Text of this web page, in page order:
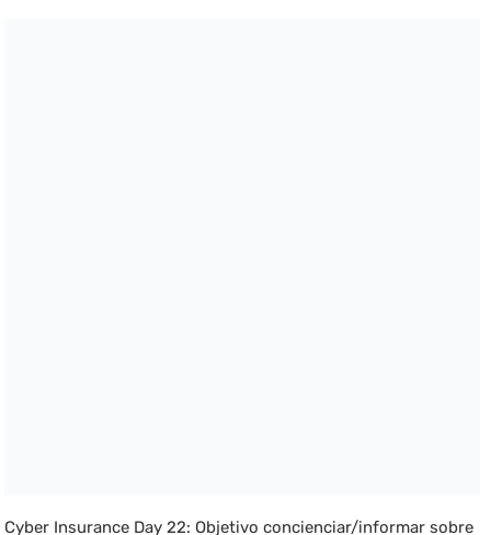
Cyber Insurance Day 22: Objetivo concienciar/informar sobre